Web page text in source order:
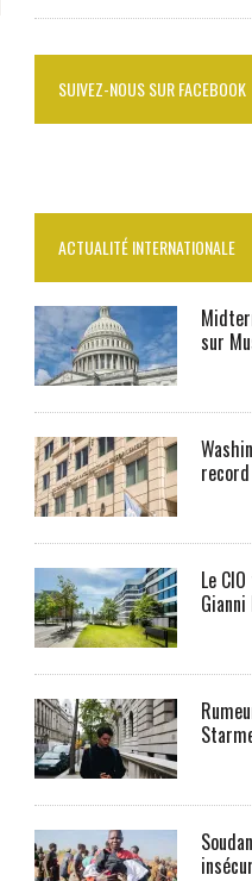
SUIVEZ-NOUS SUR FACEBOOK
ACTUALITÉ INTERNATIONALE
sur
Le